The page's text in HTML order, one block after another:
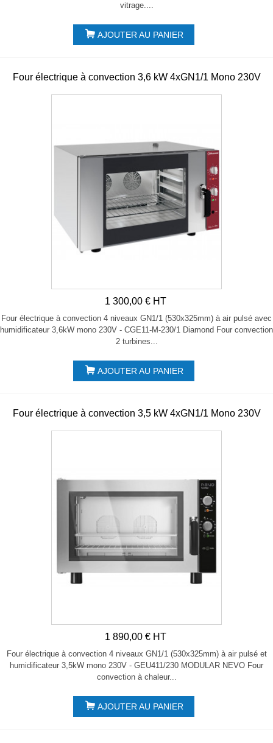
vitrage....
AJOUTER AU PANIER
Four électrique à convection 3,6 kW 4xGN1/1 Mono 230V
1 300,00 € HT
Four électrique à convection 4 niveaux GN1/1 (530x325mm) à air pulsé avec
humidificateur 3,6kW mono 230V - CGE11-M-230/1 Diamond Four convection
2 turbines...
AJOUTER AU PANIER
Four électrique à convection 3,5 kW 4xGN1/1 Mono 230V
1 890,00 € HT
Four électrique à convection 4 niveaux GN1/1 (530x325mm) à air pulsé et
humidificateur 3,5kW mono 230V - GEU411/230 MODULAR NEVO Four
convection à chaleur...
AJOUTER AU PANIER